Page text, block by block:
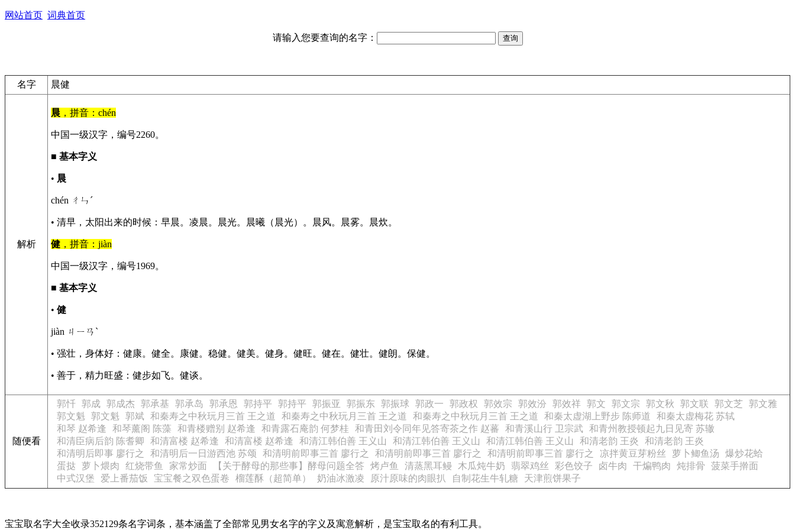
网站首页 词典首页
请输入您要查询的名字：
名字 晨健
解析
晨 ，拼音：chén
中国一级汉字，编号2260。
■ 基本字义
• 晨
chén ㄔㄣˊ
• 清早，太阳出来的时候：早晨。凌晨。晨光。晨曦（晨光）。晨风。晨雾。晨炊。
健 ，拼音：jiàn
中国一级汉字，编号1969。
■ 基本字义
• 健
jiàn ㄐㄧㄢˋ
• 强壮，身体好：健康。健全。康健。稳健。健美。健身。健旺。健在。健壮。健朗。保健。
• 善于，精力旺盛：健步如飞。健谈。
随便看
郭忏 郭成 郭成杰 郭承基 郭承岛 郭承恩 郭持平 郭持平 郭振亚 郭振东 郭振球 郭政一 郭政权 郭效宗 郭效汾 郭效祥 郭文 郭文宗 郭文秋 郭文联 郭文芝 郭文雅
郭文魁
郭文魁 郭斌 和秦寿之中秋玩月三首 王之道 和秦寿之中秋玩月三首 王之道 和秦寿之中秋玩月三首 王之道 和秦太虚湖上野步 陈师道
和秦太虚梅花 苏轼
和琴 赵希逢
和琴薰阁 陈藻 和青楼赠别 赵希逢 和青露石庵韵 何梦桂 和青田刘令同年见答寄茶之作 赵蕃 和青溪山行 卫宗武
和青州教授顿起九日见寄 苏辙
和清臣病后韵 陈耆卿
和清富楼 赵希逢 和清富楼 赵希逢 和清江韩伯善 王义山 和清江韩伯善 王义山 和清江韩伯善 王义山 和清老韵 王炎
和清老韵 王炎
和清明后即事 廖行之
和清明后一日游西池 苏颂 和清明前即事三首 廖行之 和清明前即事三首 廖行之 和清明前即事三首 廖行之 凉拌黄豆芽粉丝 萝卜鲫鱼汤
爆炒花蛤
蛋挞 萝卜煨肉 红烧带鱼 家常炒面 【关于酵母的那些事】酵母问题全答 烤卢鱼 清蒸黑耳鳗 木瓜炖牛奶 翡翠鸡丝 彩色饺子 卤牛肉 干煸鸭肉 炖排骨
菠菜手擀面
中式汉堡
爱上番茄饭 宝宝餐之双色蛋卷 榴莲酥（超简单） 奶油冰激凌 原汁原味的肉眼扒 自制花生牛轧糖 天津煎饼果子
宝宝取名字大全收录352129条名字词条，基本涵盖了全部常见男女名字的字义及寓意解析，是宝宝取名的有利工具。